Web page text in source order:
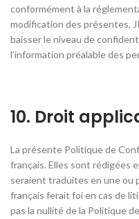
conformément à la
modification des présentes,
baisser le niveau de
l’information préalable des
10. Droit
La présente Politique de
français. Elles sont rédigées
seraient traduites en une ou
français ferait foi en cas de
pas la nullité de la Politique